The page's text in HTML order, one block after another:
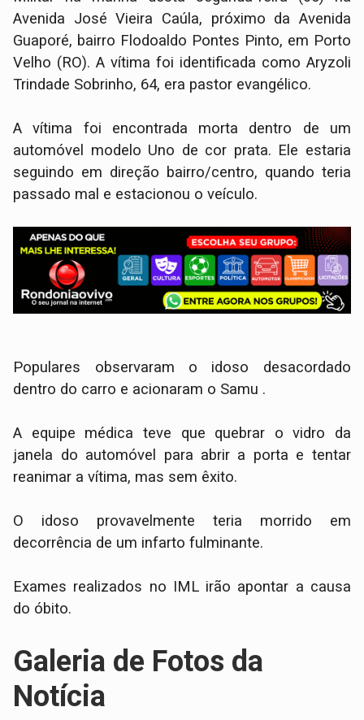
Avenida José Vieira Caúla, próximo da Avenida
Guaporé, bairro Flodoaldo Pontes Pinto, em Porto
Velho (RO). A vítima foi identificada como Aryzoli
Trindade Sobrinho, 64, era pastor evangélico.
A vítima foi encontrada morta dentro de um
automóvel modelo Uno de cor prata. Ele estaria
seguindo em direção bairro/centro, quando teria
passado mal e estacionou o veículo.
Populares observaram o idoso desacordado
dentro do carro e acionaram o Samu .
A equipe médica teve que quebrar o vidro da
janela do automóvel para abrir a porta e tentar
reanimar a vítima, mas sem êxito.
O idoso provavelmente teria morrido em
decorrência de um infarto fulminante.
Exames realizados no IML irão apontar a causa
do óbito.
Galeria de Fotos da
Notícia